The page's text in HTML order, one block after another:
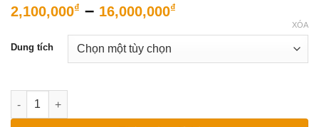
dựa trên
2,100,000₫ – 16,000,000₫
2,100,000₫
Dung tích
XÓA